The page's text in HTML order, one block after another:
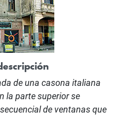
de una casona italiana
la parte superior se
de ventanas que